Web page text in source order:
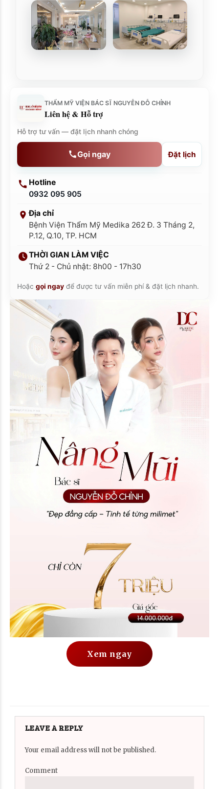
THẨM MỸ VIỆN BÁC SĨ NGUYỄN ĐỖ CHỈNH
Liên hệ & Hỗ trợ
Hỗ trợ tư vấn — đặt lịch nhanh chóng
Gọi ngay Đặt lịch
Hotline
0932 095 905
Địa chỉ
Bệnh Viện Thẩm Mỹ Medika 262 Đ. 3 Tháng 2,
P.12, Q.10, TP. HCM
THỜI GIAN LÀM VIỆC
Thứ 2 - Chủ nhật: 8h00 - 17h30
Hoặc gọi ngay để được tư vấn miễn phí & đặt lịch nhanh.
Xem ngay
LEAVE A REPLY
Your email address will not be published.
Comment